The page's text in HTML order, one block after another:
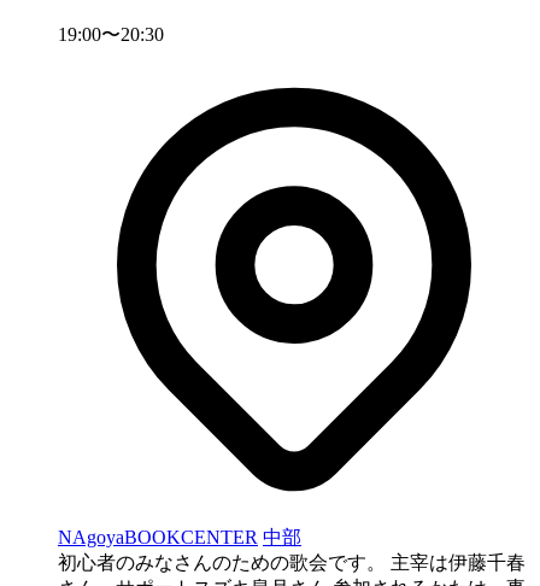
19:00〜20:30
NAgoyaBOOKCENTER 中部
初心者のみなさんのための歌会です。 主宰は伊藤千春